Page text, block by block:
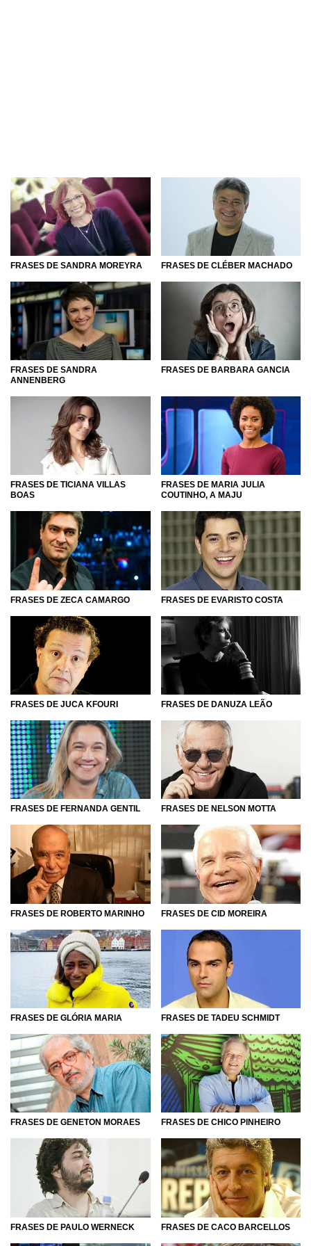
FRASES DE SANDRA MOREYRA FRASES DE CLÉBER MACHADO
FRASES DE SANDRA
ANNENBERG
FRASES DE BARBARA GANCIA
FRASES DE TICIANA VILLAS
BOAS
FRASES DE MARIA JULIA
COUTINHO, A MAJU
FRASES DE ZECA CAMARGO FRASES DE EVARISTO COSTA
FRASES DE JUCA KFOURI FRASES DE DANUZA LEÃO
FRASES DE FERNANDA GENTIL FRASES DE NELSON MOTTA
FRASES DE ROBERTO MARINHO FRASES DE CID MOREIRA
FRASES DE GLÓRIA MARIA FRASES DE TADEU SCHMIDT
FRASES DE GENETON MORAES FRASES DE CHICO PINHEIRO
FRASES DE PAULO WERNECK FRASES DE CACO BARCELLOS